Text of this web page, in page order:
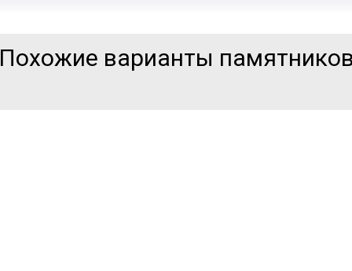
Похожие варианты